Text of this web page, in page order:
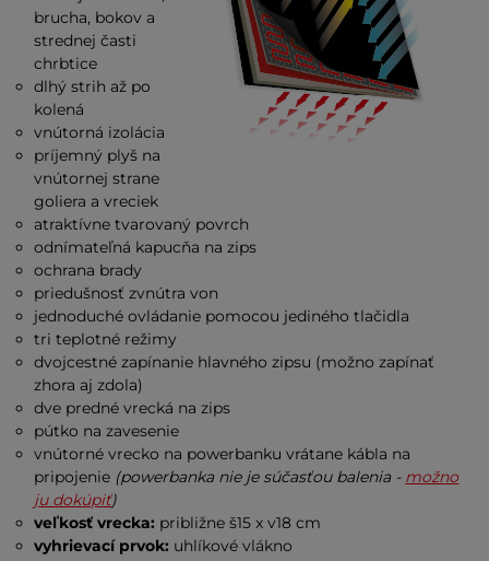
brucha, bokov a
strednej časti
chrbtice
dlhý strih až po
kolená
vnútorná izolácia
príjemný plyš na
vnútornej strane
goliera a vreciek
atraktívne tvarovaný povrch
odnímateľná kapucňa na zips
ochrana brady
priedušnosť zvnútra von
jednoduché ovládanie pomocou jediného tlačidla
tri teplotné režimy
dvojcestné zapínanie hlavného zipsu (možno zapínať
zhora aj zdola)
dve predné vrecká na zips
pútko na zavesenie
vnútorné vrecko na powerbanku vrátane kábla na
pripojenie (powerbanka nie je súčasťou balenia - možno
ju dokúpiť)
veľkosť vrecka: približne š15 x v18 cm
vyhrievací prvok: uhlíkové vlákno